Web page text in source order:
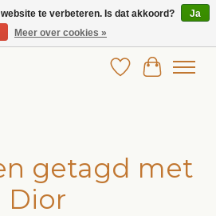
in betaalbare kinderkleding!
Verlanglijst
getagd met
Dior
te verbeteren. Is dat akkoord?
Ja
Meer over cookies »